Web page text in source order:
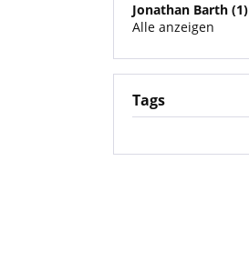
Jonathan Barth (1)
Alle anzeigen
Tags